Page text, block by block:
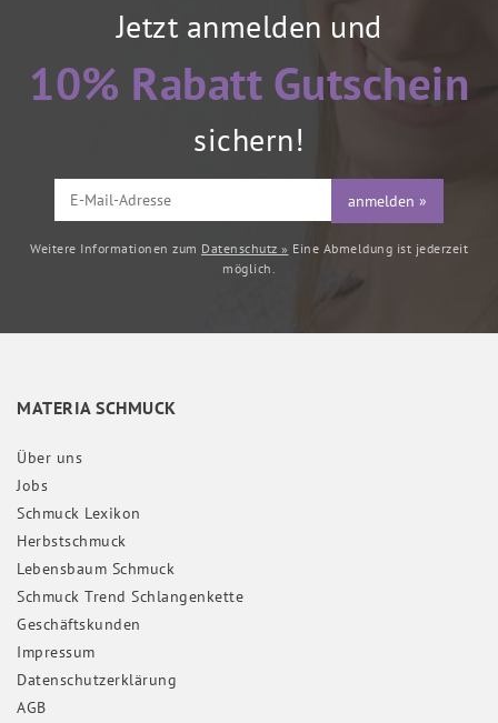
Jetzt anmelden und
10% Rabatt Gutschein
sichern!
anmelden »
Weitere Informationen zum Datenschutz » Eine Abmeldung ist jederzeit
möglich.
MATERIA SCHMUCK
Über uns
Jobs
Schmuck Lexikon
Herbstschmuck
Lebensbaum Schmuck
Schmuck Trend Schlangenkette
Geschäftskunden
Impressum
Daten­schutz­erklärung
AGB